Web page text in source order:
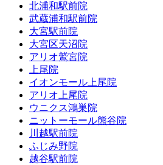
北浦和駅前院
武蔵浦和駅前院
大宮駅前院
大宮区天沼院
アリオ鷲宮院
上尾院
イオンモール上尾院
アリオ上尾院
ウニクス鴻巣院
ニットーモール熊谷院
川越駅前院
ふじみ野院
越谷駅前院